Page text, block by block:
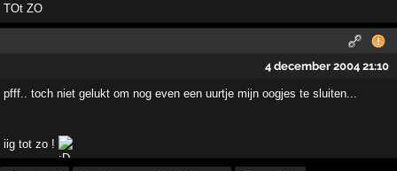
TOt ZO
4 december 2004 21:10
pfff.. toch niet gelukt om nog even een uurtje mijn oogjes te sluiten...
iig tot zo !